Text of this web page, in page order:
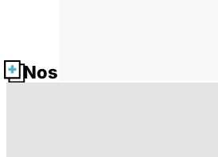
Nos fiches santé